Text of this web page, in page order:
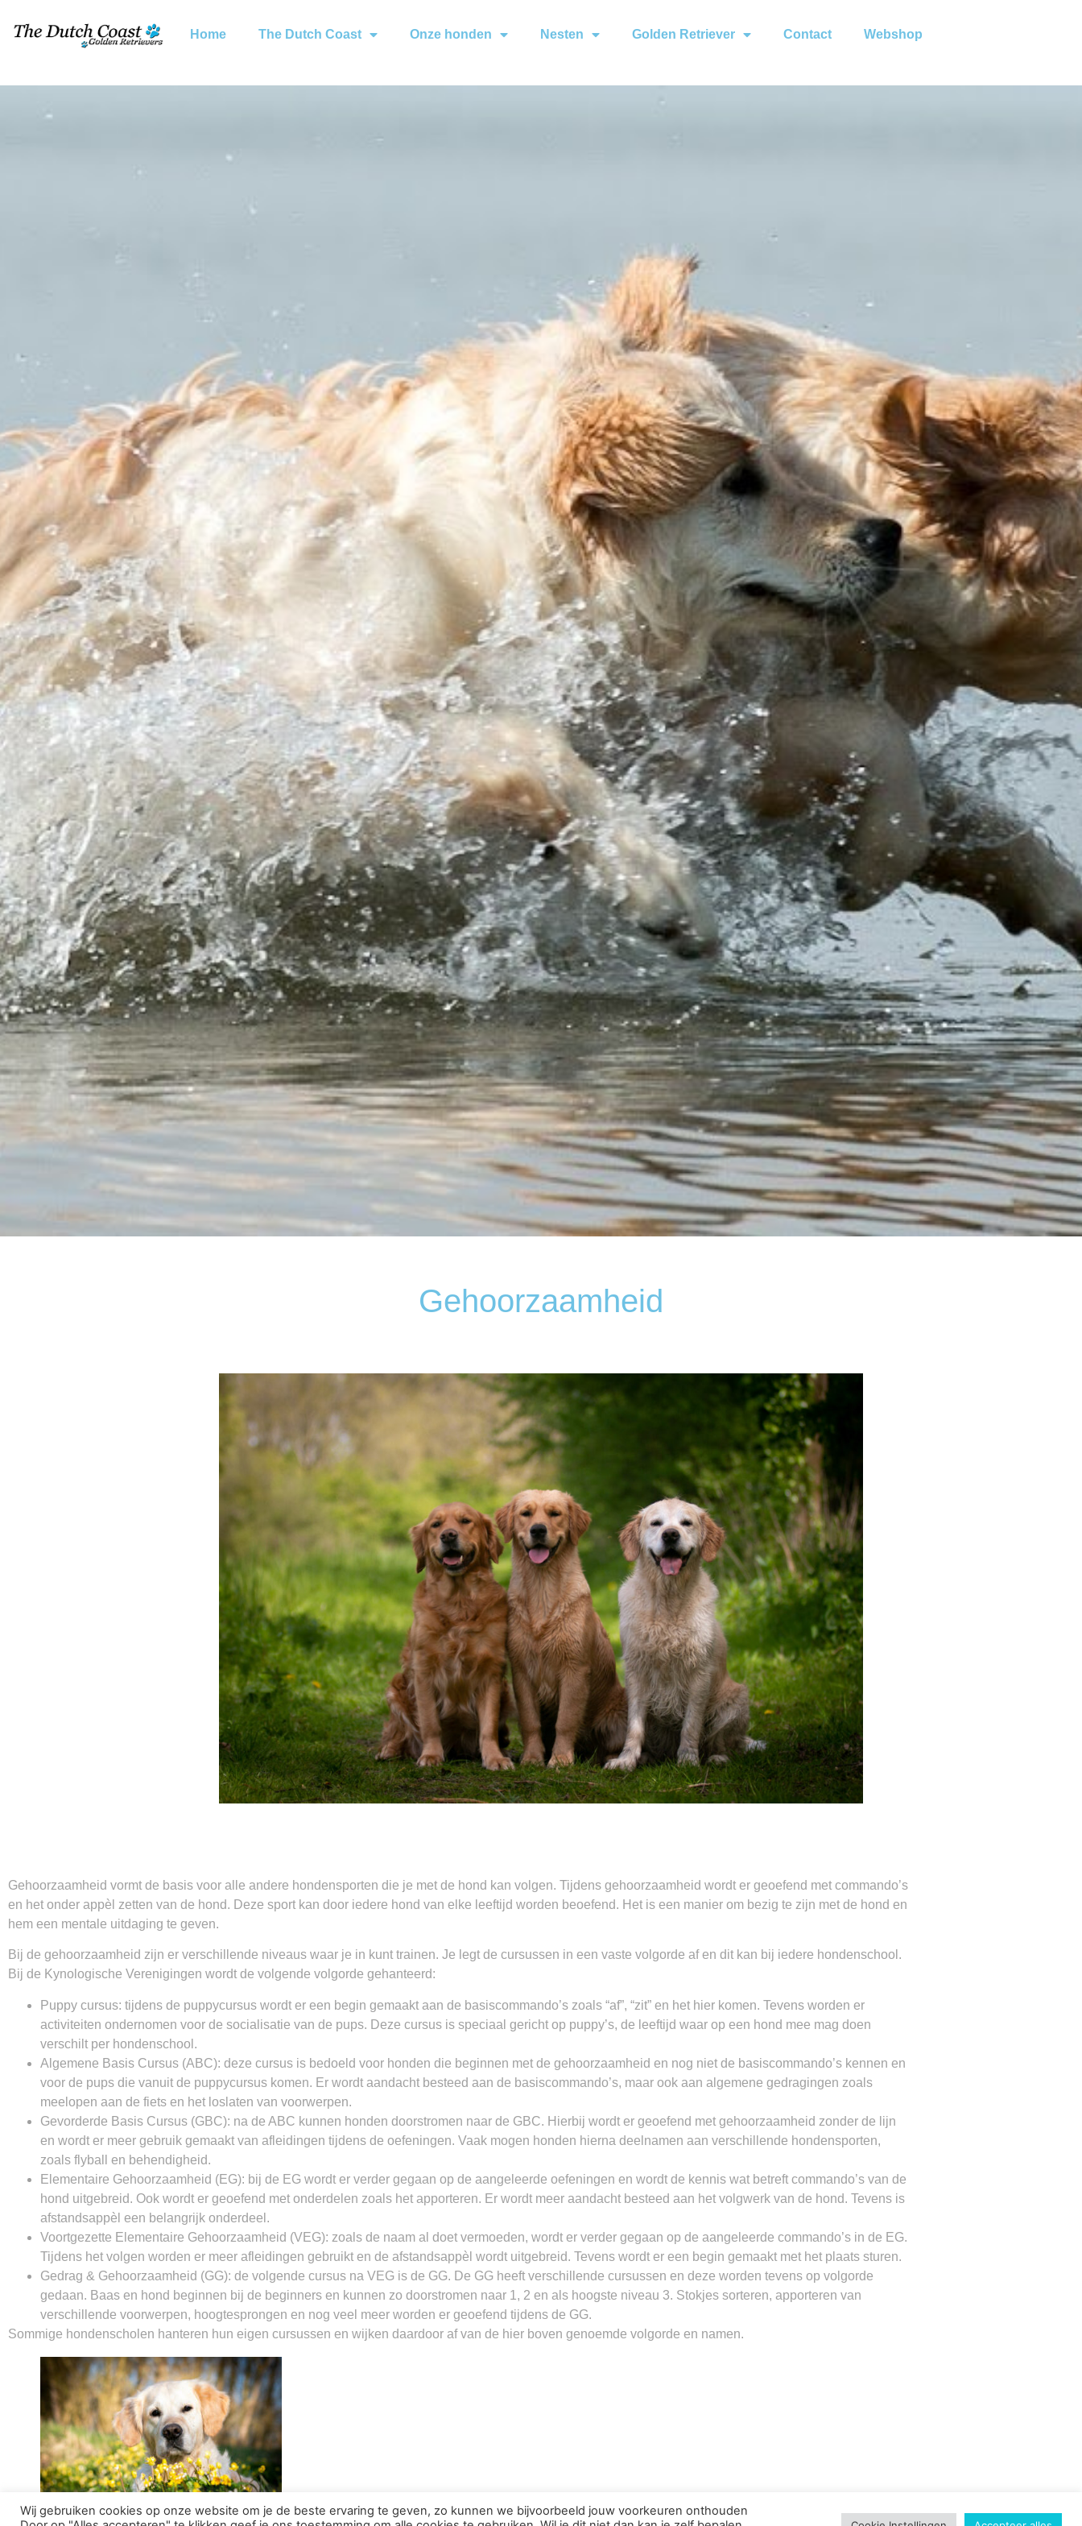
Home The Dutch Coast Onze honden Nesten Golden Retriever Contact Webshop
Gehoorzaamheid
Gehoorzaamheid vormt de basis voor alle andere hondensporten die je met de hond kan volgen. Tijdens gehoorzaamheid wordt er geoefend met commando’s
en het onder appèl zetten van de hond. Deze sport kan door iedere hond van elke leeftijd worden beoefend. Het is een manier om bezig te zijn met de hond en
hem een mentale uitdaging te geven.
Bij de gehoorzaamheid zijn er verschillende niveaus waar je in kunt trainen. Je legt de cursussen in een vaste volgorde af en dit kan bij iedere hondenschool.
Bij de Kynologische Verenigingen wordt de volgende volgorde gehanteerd:
Puppy cursus: tijdens de puppycursus wordt er een begin gemaakt aan de basiscommando’s zoals “af”, “zit” en het hier komen. Tevens worden er
activiteiten ondernomen voor de socialisatie van de pups. Deze cursus is speciaal gericht op puppy’s, de leeftijd waar op een hond mee mag doen
verschilt per hondenschool.
Algemene Basis Cursus (ABC): deze cursus is bedoeld voor honden die beginnen met de gehoorzaamheid en nog niet de basiscommando’s kennen en
voor de pups die vanuit de puppycursus komen. Er wordt aandacht besteed aan de basiscommando’s, maar ook aan algemene gedragingen zoals
meelopen aan de fiets en het loslaten van voorwerpen.
Gevorderde Basis Cursus (GBC): na de ABC kunnen honden doorstromen naar de GBC. Hierbij wordt er geoefend met gehoorzaamheid zonder de lijn
en wordt er meer gebruik gemaakt van afleidingen tijdens de oefeningen. Vaak mogen honden hierna deelnamen aan verschillende hondensporten,
zoals flyball en behendigheid.
Elementaire Gehoorzaamheid (EG): bij de EG wordt er verder gegaan op de aangeleerde oefeningen en wordt de kennis wat betreft commando’s van de
hond uitgebreid. Ook wordt er geoefend met onderdelen zoals het apporteren. Er wordt meer aandacht besteed aan het volgwerk van de hond. Tevens is
afstandsappèl een belangrijk onderdeel.
Voortgezette Elementaire Gehoorzaamheid (VEG): zoals de naam al doet vermoeden, wordt er verder gegaan op de aangeleerde commando’s in de EG.
Tijdens het volgen worden er meer afleidingen gebruikt en de afstandsappèl wordt uitgebreid. Tevens wordt er een begin gemaakt met het plaats sturen.
Gedrag & Gehoorzaamheid (GG): de volgende cursus na VEG is de GG. De GG heeft verschillende cursussen en deze worden tevens op volgorde
gedaan. Baas en hond beginnen bij de beginners en kunnen zo doorstromen naar 1, 2 en als hoogste niveau 3. Stokjes sorteren, apporteren van
verschillende voorwerpen, hoogtesprongen en nog veel meer worden er geoefend tijdens de GG.
Sommige hondenscholen hanteren hun eigen cursussen en wijken daardoor af van de hier boven genoemde volgorde en namen.
Wij gebruiken cookies op onze website om je de beste ervaring te geven, zo kunnen we bijvoorbeeld jouw voorkeuren onthouden